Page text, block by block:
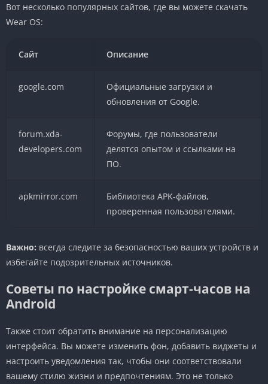
Вот несколько популярных сайтов, где вы можете скачать
Wear OS:
Сайт Описание
google.com
Официальные загрузки и
обновления от Google.
forum.xda-
developers.com
Форумы, где пользователи
делятся опытом и ссылками на
ПО.
apkmirror.com
Библиотека APK-файлов,
проверенная пользователями.
Важно: всегда следите за безопасностью ваших устройств и
избегайте подозрительных источников.
Советы по настройке смарт-часов на
Android
Также стоит обратить внимание на персонализацию
интерфейса. Вы можете изменить фон, добавить виджеты и
настроить уведомления так, чтобы они соответствовали
вашему стилю жизни и предпочтениям. Это не только